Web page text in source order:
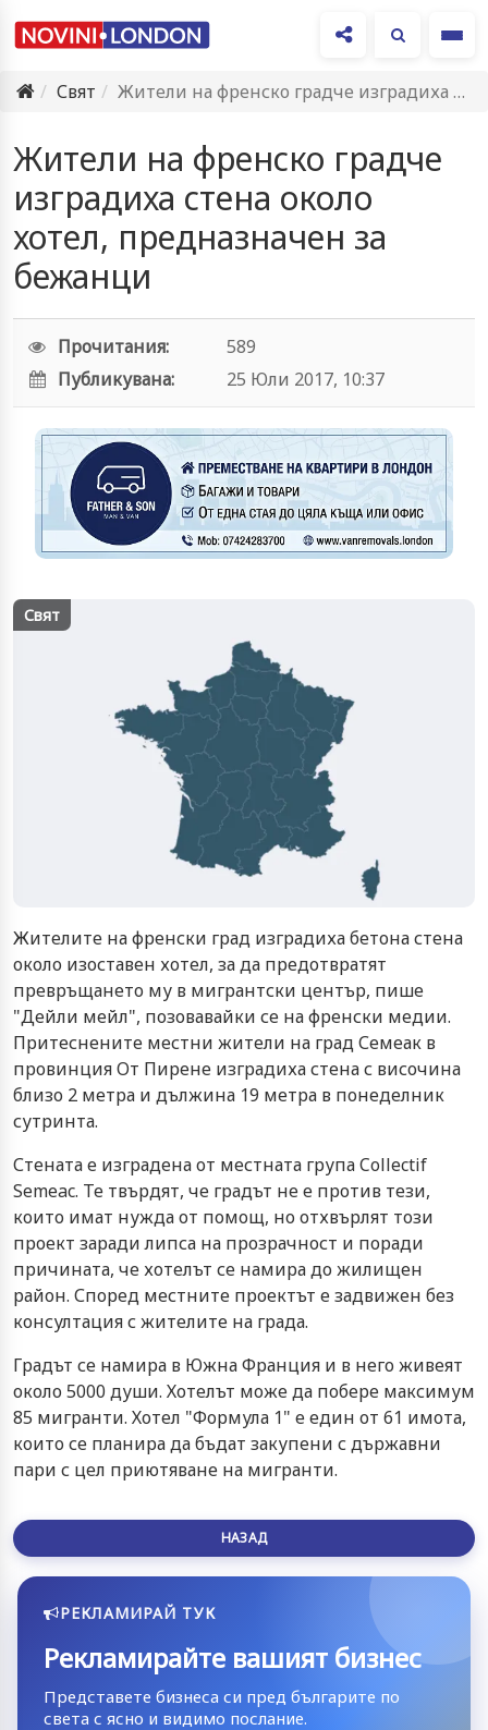
Свят
Жители на френско градче изградиха стена около хотел, предназначен за…
Жители на френско градче
изградиха стена около
хотел, предназначен за
бежанци
Прочитания:
589
Публикувана:
25 Юли 2017, 10:37
Свят
Жителите на френски град изградиха бетона стена
около изоставен хотел, за да предотвратят
превръщането му в мигрантски център, пише
"Дейли мейл", позовавайки се на френски медии.
Притеснените местни жители на град Семеак в
провинция От Пирене изградиха стена с височина
близо 2 метра и дължина 19 метра в понеделник
сутринта.
Стената е изградена от местната група Collectif
Semeac. Те твърдят, че градът не е против тези,
които имат нужда от помощ, но отхвърлят този
проект заради липса на прозрачност и поради
причината, че хотелът се намира до жилищен
район. Според местните проектът е задвижен без
консултация с жителите на града.
Градът се намира в Южна Франция и в него живеят
около 5000 души. Хотелът може да побере максимум
85 мигранти. Хотел "Формула 1" е един от 61 имота,
които се планира да бъдат закупени с държавни
пари с цел приютяване на мигранти.
НАЗАД
РЕКЛАМИРАЙ ТУК
Рекламирайте вашият бизнес
Представете бизнеса си пред българите по
света с ясно и видимо послание.